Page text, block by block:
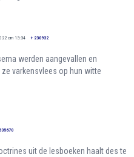
om 13:34 + 230932
werden aangevallen en
varkensvlees op hun witte
uit de lesboeken haalt des te